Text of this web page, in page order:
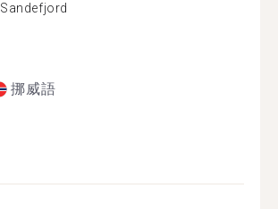
Sandefjord
挪威語